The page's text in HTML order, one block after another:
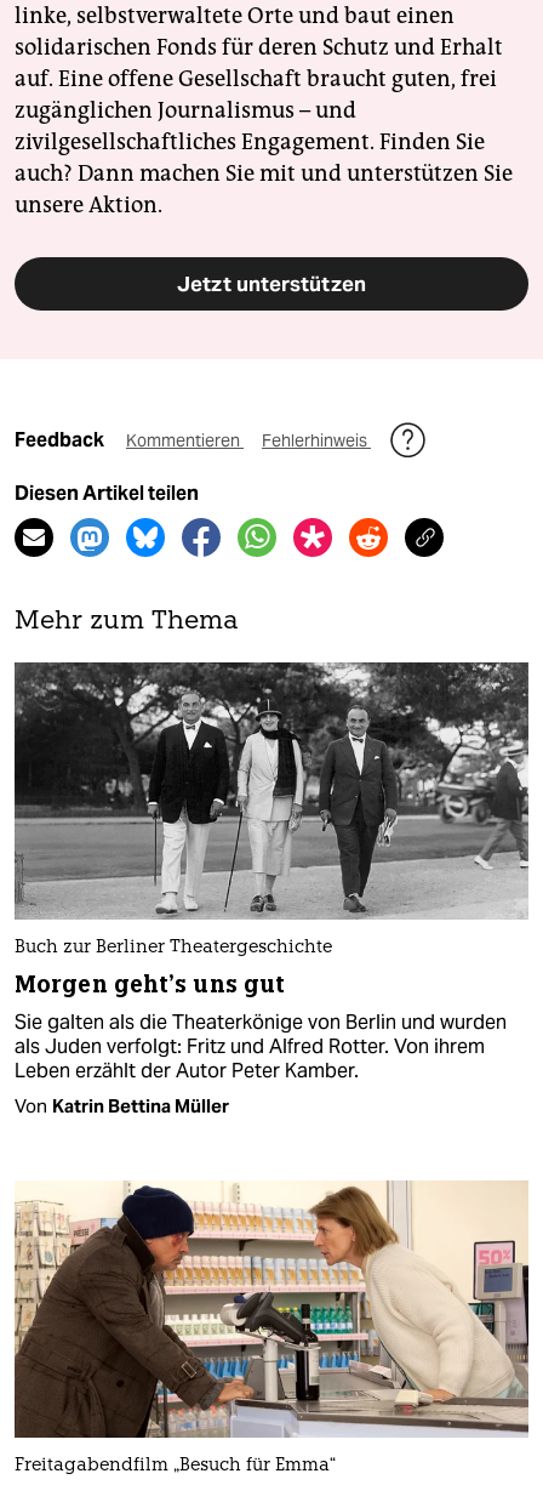
linke, selbstverwaltete Orte und baut einen
solidarischen Fonds für deren Schutz und Erhalt
auf. Eine offene Gesellschaft braucht guten, frei
zugänglichen Journalismus – und
zivilgesellschaftliches Engagement. Finden Sie
auch? Dann machen Sie mit und unterstützen Sie
unsere Aktion.
Jetzt unterstützen
Feedback Kommentieren Fehlerhinweis
Diesen Artikel teilen
Mehr zum Thema
Buch zur Berliner Theatergeschichte
Morgen geht’s uns gut
Sie galten als die Theaterkönige von Berlin und wurden
als Juden verfolgt: Fritz und Alfred Rotter. Von ihrem
Leben erzählt der Autor Peter Kamber.
Von Katrin Bettina Müller
Freitagabendfilm „Besuch für Emma“